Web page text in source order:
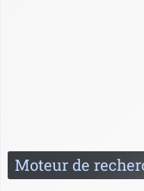
Moteur de